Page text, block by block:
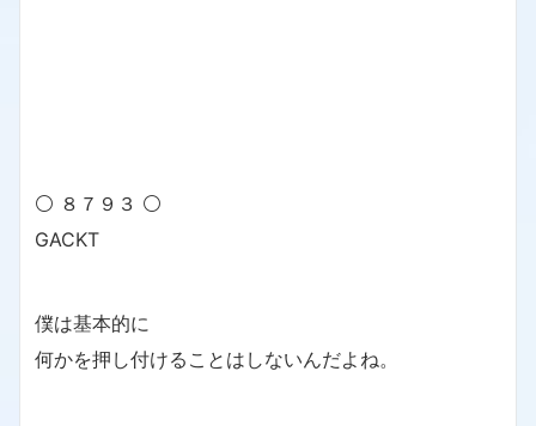
⚪ ８７９３ ⚪
GACKT
僕は基本的に
何かを押し付けることはしないんだよね。